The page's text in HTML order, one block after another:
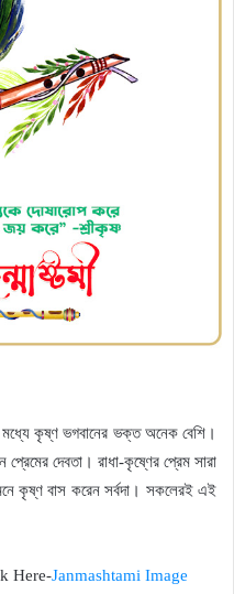
মধ্যে কৃষ্ণ ভগবানের ভক্ত অনেক বেশি।
দেবতা। রাধা-কৃষ্ণের প্রেম সারা
কৃষ্ণ বাস করেন সর্বদা। সকলেরই এই
Here-Janmashtami Image